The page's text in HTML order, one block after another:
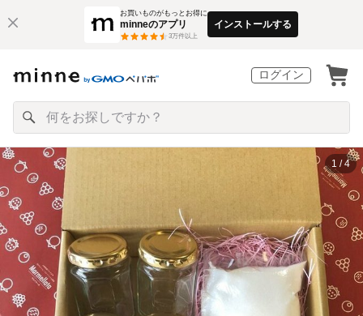
お買いものがもっとお得に
minneのアプリ
3万件以上
インストールする
ログイン
1 / 4